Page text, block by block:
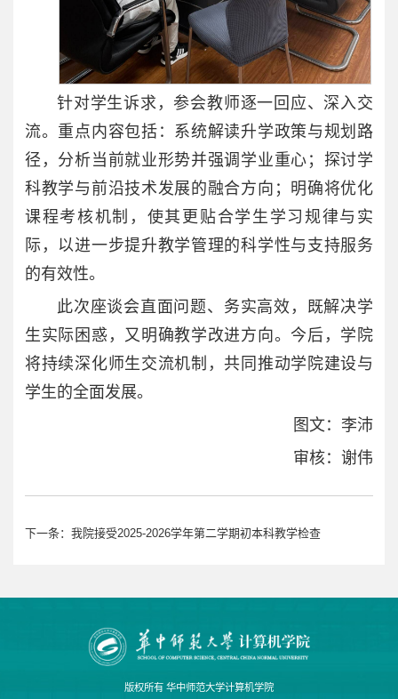
针对学生诉求，参会教师逐一回应、深入交
流。重点内容包括：系统解读升学政策与规划路
径，分析当前就业形势并强调学业重心；探讨学
科教学与前沿技术发展的融合方向；明确将优化
课程考核机制，使其更贴合学生学习规律与实
际，以进一步提升教学管理的科学性与支持服务
的有效性。
此次座谈会直面问题、务实高效，既解决学
生实际困惑，又明确教学改进方向。今后，学院
将持续深化师生交流机制，共同推动学院建设与
学生的全面发展。
图文：李沛
审核：谢伟
下一条： 我院接受2025-2026学年第二学期初本科教学检查
版权所有 华中师范大学计算机学院